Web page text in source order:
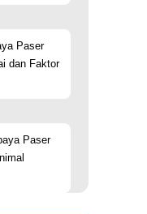
Paser
dan Faktor
Paser